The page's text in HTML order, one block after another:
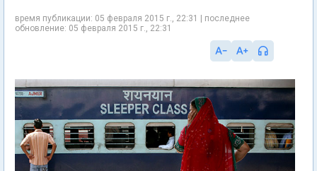
время публикации: 05 февраля 2015 г., 22:31 | последнее
обновление: 05 февраля 2015 г., 22:31